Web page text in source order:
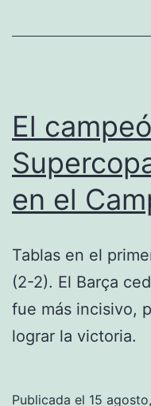
El
en el
Tablas en el
(2-2). El Barça
fue más incisivo,
lograr la victoria.
Publicada el 15